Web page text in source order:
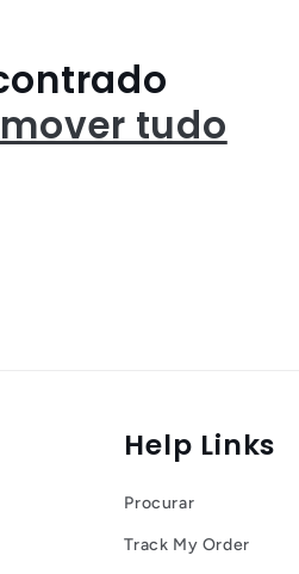
tudo
Help Links
Procurar
Track My Order